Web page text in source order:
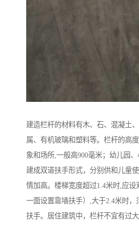
建造栏杆的材料有木、石、混凝土
属、有机玻璃和塑料等。栏杆的高
象和场所,一般高900毫米；幼儿园、
建成双道扶手形式，分别供和儿童
情加高。楼梯宽度超过1.4米时,应设
一面设置靠墙扶手）,大于2.4米时，
扶手。居住建筑中，栏杆不宜有过